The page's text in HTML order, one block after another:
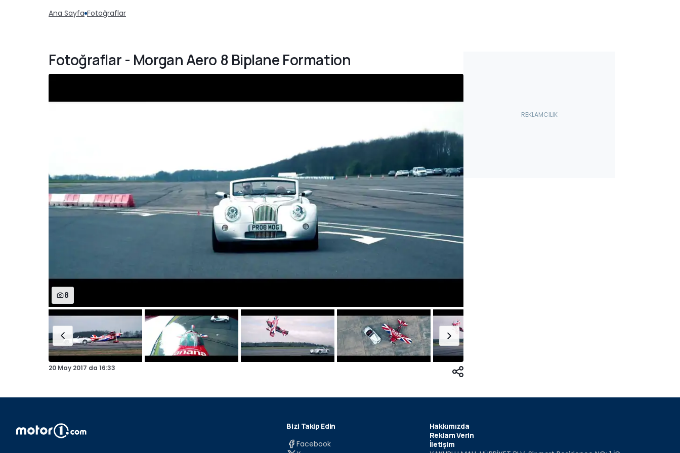
Ana Sayfa Fotoğraflar
Fotoğraflar - Morgan Aero 8 Biplane Formation
8
20 May 2017 da 16:33
Bizi Takip Edin
Facebook
Hakkımızda
Reklam Verin
İletişim